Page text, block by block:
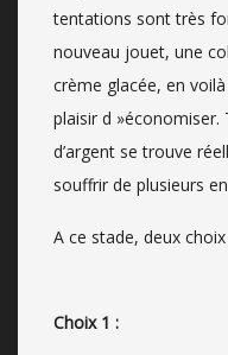
tentations sont très
nouveau jouet, une
crème glacée, en
plaisir d »économiser.
d’argent se trouve
souffrir de plusieurs
A ce stade, deux choix
Choix 1 :